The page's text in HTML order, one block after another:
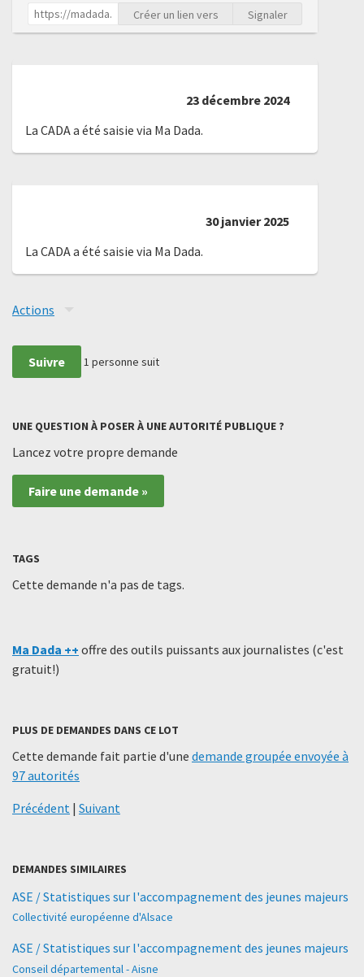
Créer un lien vers Signaler
23 décembre 2024
La CADA a été saisie via Ma Dada.
30 janvier 2025
La CADA a été saisie via Ma Dada.
Actions
Suivre 1 personne suit
UNE QUESTION À POSER À UNE AUTORITÉ PUBLIQUE ?
Lancez votre propre demande
Faire une demande »
TAGS
Cette demande n'a pas de tags.
Ma Dada ++ offre des outils puissants aux journalistes (c'est
gratuit!)
PLUS DE DEMANDES DANS CE LOT
Cette demande fait partie d'une demande groupée envoyée à
97 autorités
Précédent | Suivant
DEMANDES SIMILAIRES
ASE / Statistiques sur l'accompagnement des jeunes majeurs
Collectivité européenne d'Alsace
ASE / Statistiques sur l'accompagnement des jeunes majeurs
Conseil départemental - Aisne